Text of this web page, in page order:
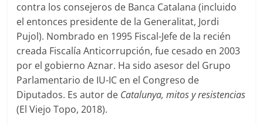
contra los consejeros de Banca Catalana (incluido
el entonces presidente de la Generalitat, Jordi
Pujol). Nombrado en 1995 Fiscal-Jefe de la recién
creada Fiscalía Anticorrupción, fue cesado en 2003
por el gobierno Aznar. Ha sido asesor del Grupo
Parlamentario de IU-IC en el Congreso de
Diputados. Es autor de Catalunya, mitos y resistencias
(El Viejo Topo, 2018).